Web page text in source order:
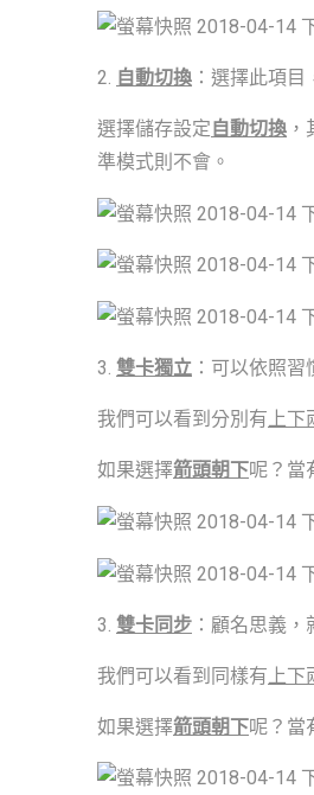
2. 自動切換 ：選擇此項
選擇儲存設定自動切換
準模式則不會。
3. 雙卡獨立 ：可以依照
我們可以看到分別有 上
如果選擇箭頭朝下呢？當
3. 雙卡同步 ：顧名思義
我們可以看到同樣有 上
如果選擇箭頭朝下呢？當